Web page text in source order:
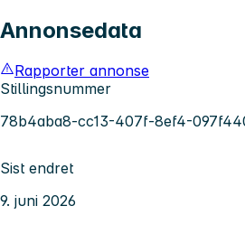
Annonsedata
Rapporter annonse
Stillingsnummer
78b4aba8-cc13-407f-8ef4-
Sist endret
9. juni 2026